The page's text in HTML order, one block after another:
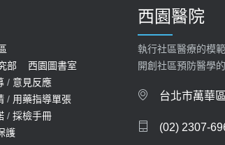
部
西園圖書室
/ 意見反應
/ 用藥指導單張
/ 採檢手冊
護
西園醫院
執行社區醫療的模
開創社區預防醫學
台北市萬華
(02) 2307-